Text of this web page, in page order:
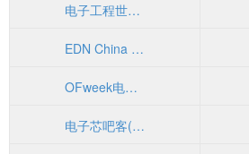
电子工程世界-创新电子设计之原-中国最专业的电子工程门户
EDN China 电子技术设计
OFweek电子工程网
电子芯吧客(www.icxbk.com)